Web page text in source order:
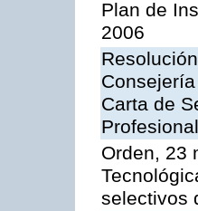
Plan de
2006
Carta de
Orden, 23
selectivos